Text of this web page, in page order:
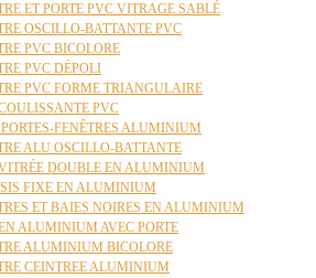
ET PORTE PVC VITRAGE SABLÉ
OSCILLO-BATTANTE PVC
PVC BICOLORE
PVC DÉPOLI
PVC FORME TRIANGULAIRE
PVC
FENÊTRES ALUMINIUM
ALU OSCILLO-BATTANTE
DOUBLE EN ALUMINIUM
FIXE EN ALUMINIUM
ET BAIES NOIRES EN ALUMINIUM
ALUMINIUM AVEC PORTE
ALUMINIUM BICOLORE
CEINTREE ALUMINIUM